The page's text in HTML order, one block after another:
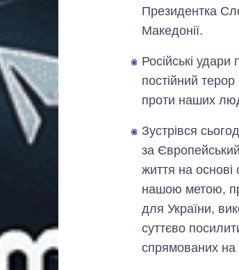
Президентка
Македонії.
Російські
постійний
проти наших
Зустрівся
за
життя на основі
нашою метою,
для України,
суттєво
спрямованих на